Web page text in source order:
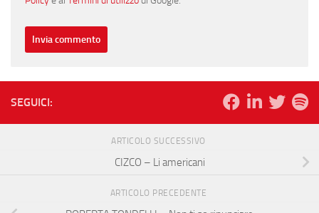
SEGUICI:
ARTICOLO SUCCESSIVO
CIZCO – Li americani
ARTICOLO PRECEDENTE